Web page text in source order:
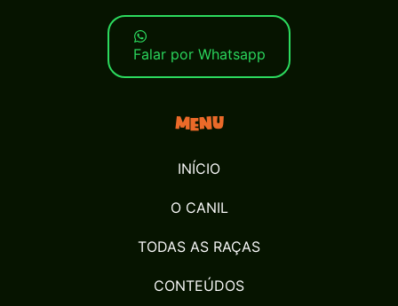
Falar por Whatsapp
Menu
INÍCIO
O CANIL
TODAS AS RAÇAS
CONTEÚDOS